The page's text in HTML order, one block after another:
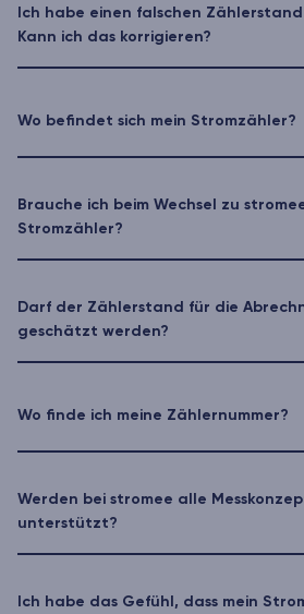
Ich habe einen falschen
Kann ich das korrigieren?
Wo befindet sich mein Stromzähler?
Brauche ich beim Wechsel zu
Stromzähler?
Darf der Zählerstand für die
geschätzt werden?
Wo finde ich meine Zählernummer?
Werden bei stromee alle
unterstützt?
Ich habe das Gefühl, dass mein